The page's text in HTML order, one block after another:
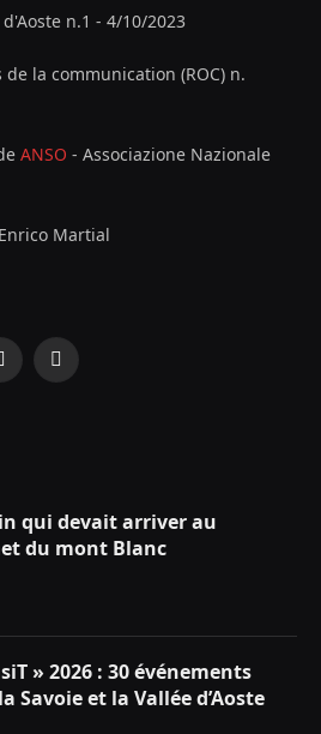
n.1 - 4/10/2023
la communication (ROC) n.
ANSO - Associazione Nazionale
Martial
LinkedIn
qui devait arriver au
du mont Blanc
» 2026 : 30 événements
Savoie et la Vallée d’Aoste